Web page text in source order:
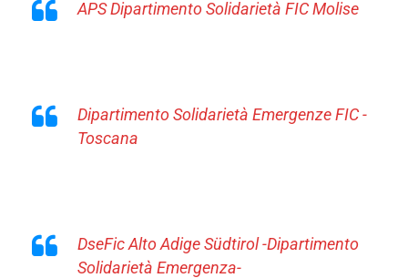
APS Dipartimento Solidarietà FIC Molise
Dipartimento Solidarietà Emergenze FIC -
Toscana
DseFic Alto Adige Südtirol -Dipartimento
Solidarietà Emergenza-